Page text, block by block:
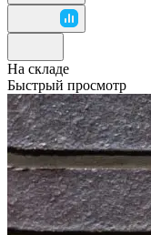
На складе
Быстрый просмотр